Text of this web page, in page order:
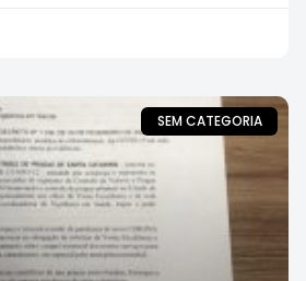
SEM CATEGORIA